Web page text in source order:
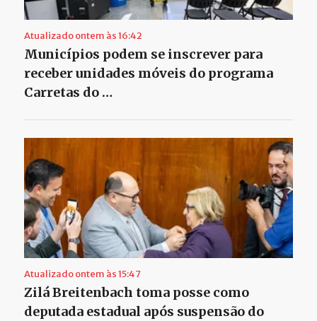
Atualizado ontem às 16:42
Municípios podem se inscrever para
receber unidades móveis do programa
Carretas do …
Atualizado ontem às 15:47
Zilá Breitenbach toma posse como
deputada estadual após suspensão do